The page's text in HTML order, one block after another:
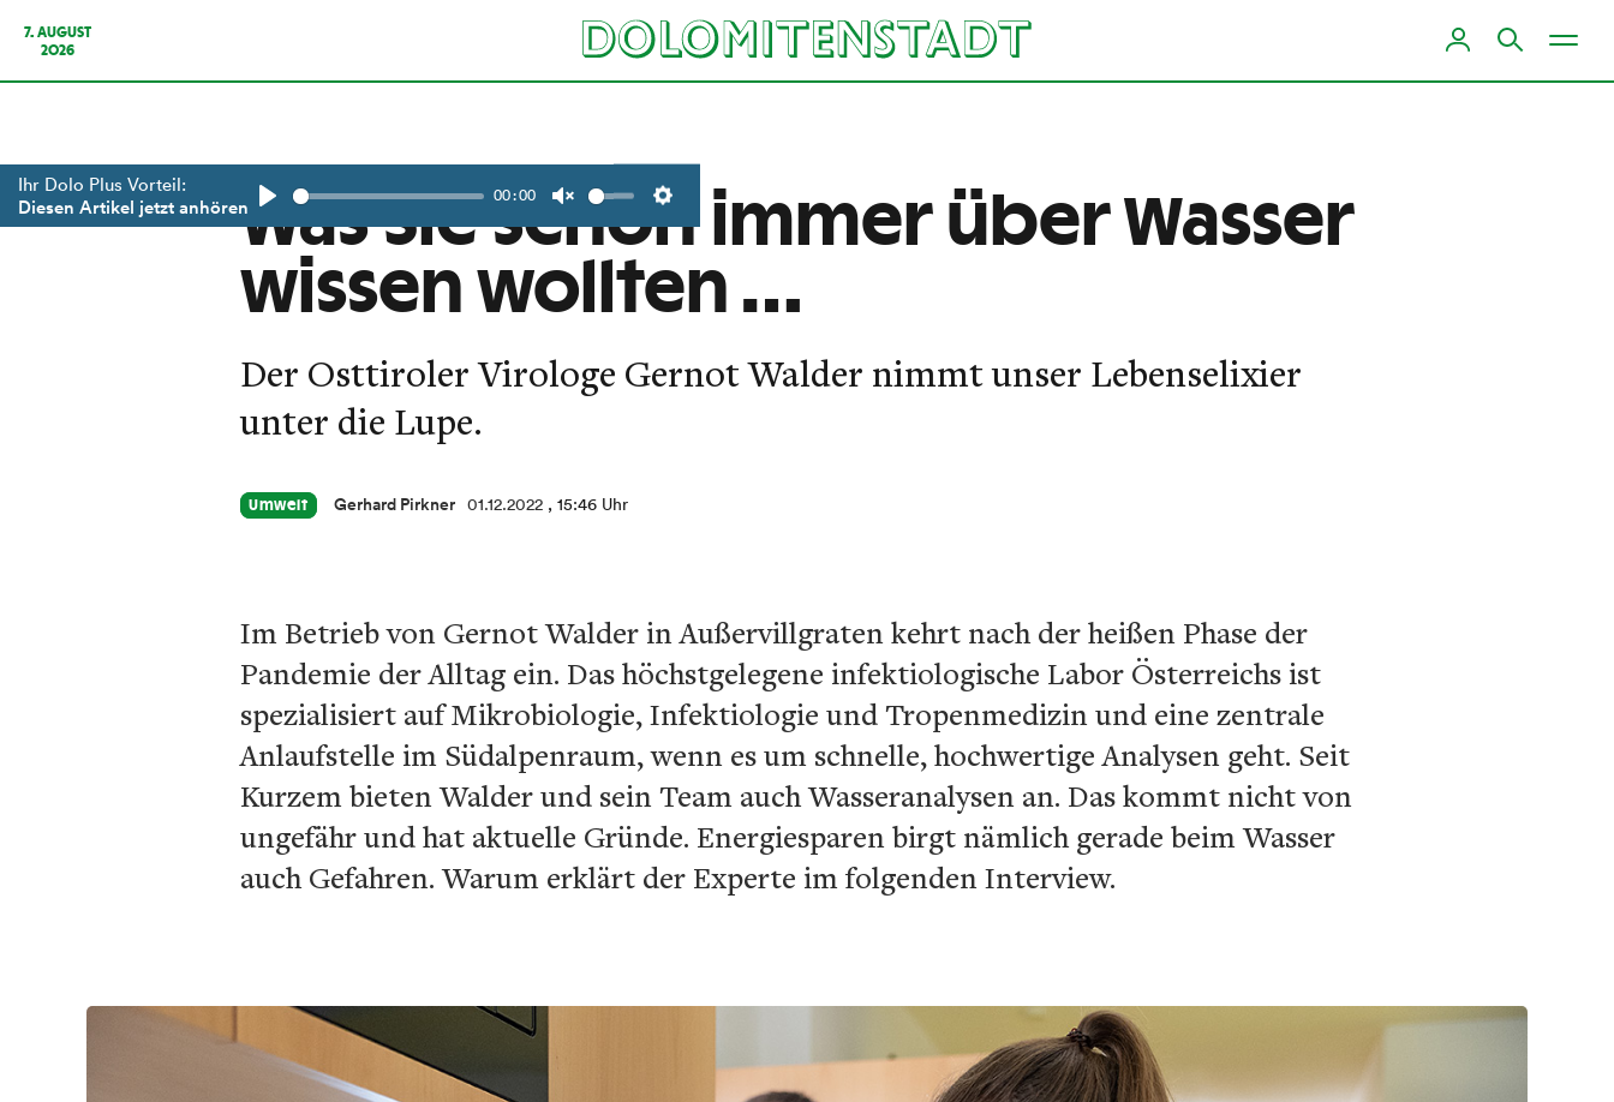
7. AUGUST
2026
Ihr Dolo Plus Vorteil:
Diesen Artikel jetzt anhören 00:00
Was Sie schon immer über Wasser
wissen wollten …
Der Osttiroler Virologe Gernot Walder nimmt unser Lebenselixier
unter die Lupe.
Umwelt Gerhard Pirkner 01.12.2022 , 15:46 Uhr
Im Betrieb von Gernot Walder in Außervillgraten kehrt nach der heißen Phase der
Pandemie der Alltag ein. Das höchstgelegene infektiologische Labor Österreichs ist
spezialisiert auf Mikrobiologie, Infektiologie und Tropenmedizin und eine zentrale
Anlaufstelle im Südalpenraum, wenn es um schnelle, hochwertige Analysen geht. Seit
Kurzem bieten Walder und sein Team auch Wasseranalysen an. Das kommt nicht von
ungefähr und hat aktuelle Gründe. Energiesparen birgt nämlich gerade beim Wasser
auch Gefahren. Warum erklärt der Experte im folgenden Interview.